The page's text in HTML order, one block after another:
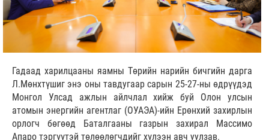
Гадаад харилцааны яамны Төрийн нарийн бичгийн дарга
Л.Мөнхтүшиг энэ оны тавдугаар сарын 25-27-ны өдрүүдэд
Монгол Улсад ажлын айлчлал хийж буй Олон улсын
атомын энергийн агентлаг (ОУАЭА)-ийн Ерөнхий захирлын
орлогч бөгөөд Баталгааны газрын захирал Массимо
Апаро тэргүүтэй төлөөлөгчдийг хүлээн авч уулзав.